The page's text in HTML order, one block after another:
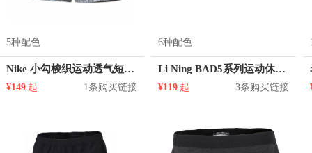
5种配色
Nike 小勾梭织运动透气短裤 848431
¥149 起 1条购买链接
6种配色
Li Ning BAD5系列运动休闲长裤 AKLM599
¥119 起 3条购买链接